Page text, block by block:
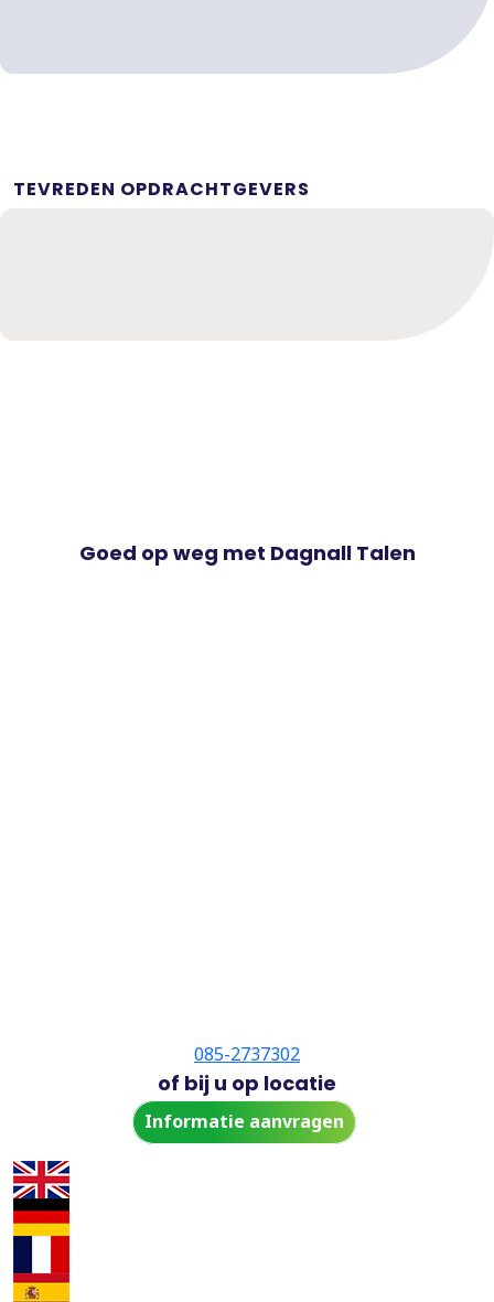
TEVREDEN OPDRACHTGEVERS
Goed op weg met Dagnall Talen
085-2737302
of bij u op locatie
Informatie aanvragen